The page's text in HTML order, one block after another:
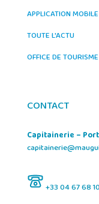
APPLICATION MOBILE
TOUTE L'ACTU
OFFICE DE TOURISME
CONTACT
Capitainerie –
+33 04 67 68